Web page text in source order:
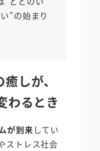
”の始まり
しが、
わるとき
が到来してい
ストレス社会